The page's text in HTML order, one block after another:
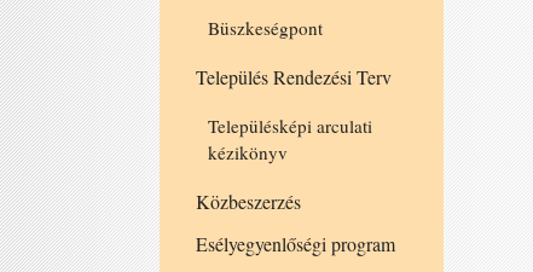
Büszkeségpont
Település Rendezési Terv
Településképi arculati
kézikönyv
Közbeszerzés
Esélyegyenlőségi program